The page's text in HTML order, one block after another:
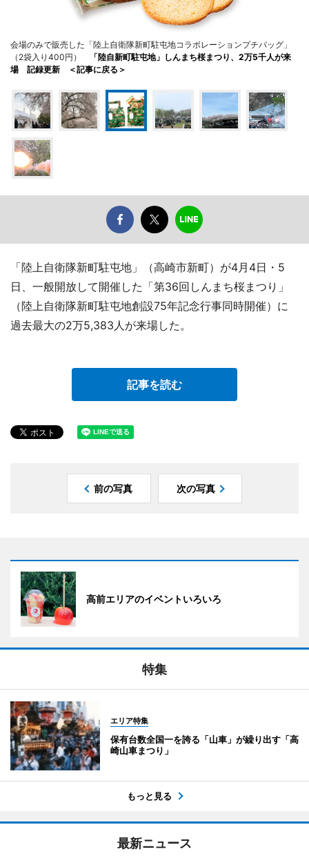
会場のみで販売した「陸上自衛隊新町駐屯地コラボレーションプチバッグ」
（2袋入り400円）
「陸自新町駐屯地」しんまち桜まつり、2万5千人が来
場 記録更新 ＜記事に戻る＞
「陸上自衛隊新町駐屯地」（高崎市新町）が4月4日・5
日、一般開放して開催した「第36回しんまち桜まつり」
（陸上自衛隊新町駐屯地創設75年記念行事同時開催）に
過去最大の2万5,383人が来場した。
記事を読む
前の写真 次の写真
高前エリアのイベントいろいろ
特集
エリア特集
保有台数全国一を誇る「山車」が繰り出す「高
崎山車まつり」
もっと見る
最新ニュース